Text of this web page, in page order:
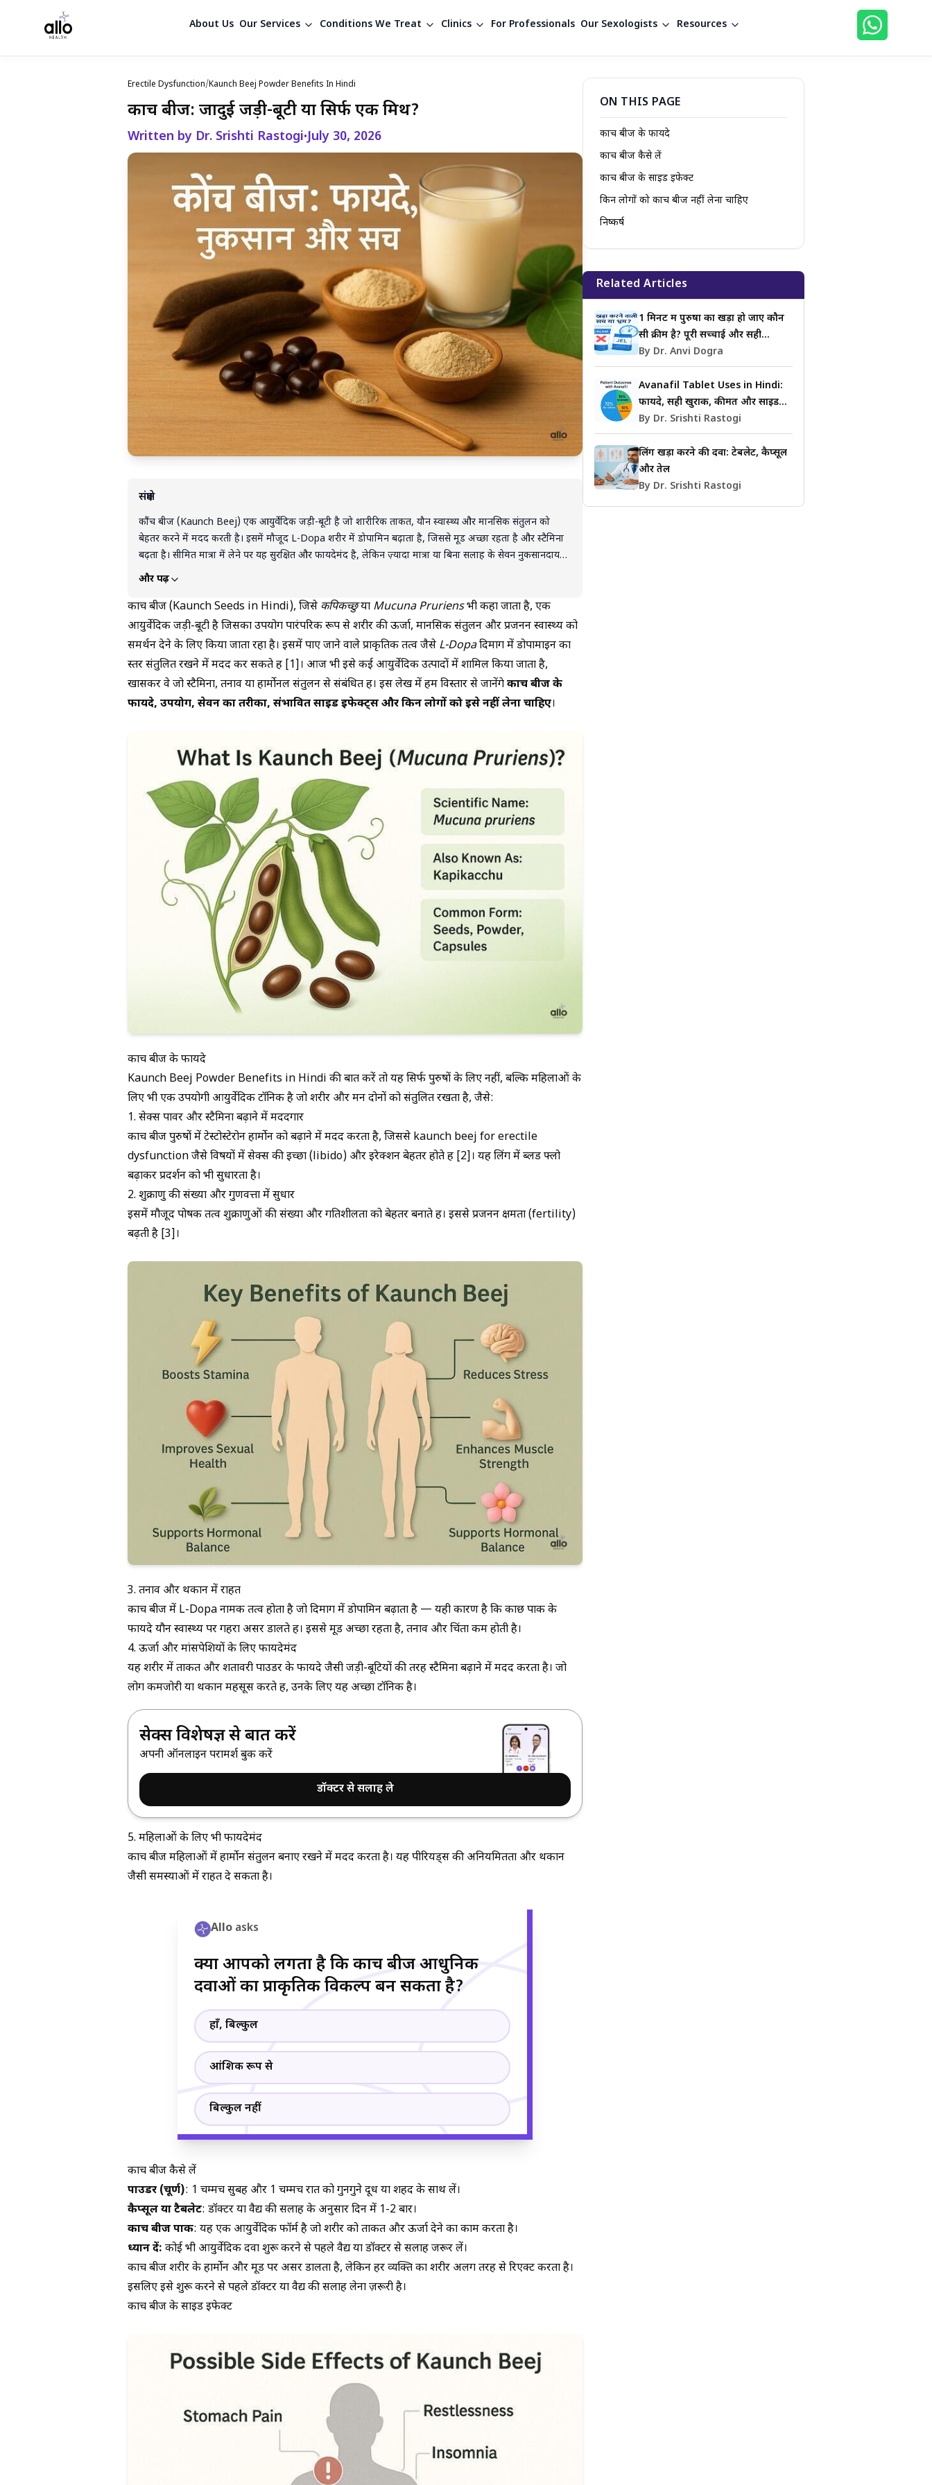
About Us Our Services Conditions We Treat Clinics For Professionals Our Sexologists Resources
Erectile Dysfunction/Kaunch Beej Powder Benefits In Hindi
कौंच बीज: जादुई जड़ी-बूटी या सिर्फ एक मिथ?
Written by Dr. Srishti Rastogi•July 30, 2026
संक्षेप
कौंच बीज (Kaunch Beej) एक आयुर्वेदिक जड़ी-बूटी है जो शारीरिक ताकत, यौन स्वास्थ्य और मानसिक संतुलन को
बेहतर करने में मदद करती है। इसमें मौजूद L-Dopa शरीर में डोपामिन बढ़ाता है, जिससे मूड अच्छा रहता है और स्टैमिना
बढ़ता है। सीमित मात्रा में लेने पर यह सुरक्षित और फायदेमंद है, लेकिन ज़्यादा मात्रा या बिना सलाह के सेवन नुकसानदायक
हो सकता है। सही उपयोग के लिए हमेशा आयुर्वेदिक विशेषज्ञ या डॉक्टर की सलाह लें।
और पढ़ें
कौंच बीज (Kaunch Seeds in Hindi), जिसे कपिकच्छुया Mucuna Pruriensभी कहा जाता है, एक
आयुर्वेदिक जड़ी-बूटी है जिसका उपयोग पारंपरिक रूप से शरीर की ऊर्जा, मानसिक संतुलन और प्रजनन स्वास्थ्य को
समर्थन देने के लिए किया जाता रहा है। इसमें पाए जाने वाले प्राकृतिक तत्व जैसे L-Dopaदिमाग में डोपामाइन का
स्तर संतुलित रखने में मदद कर सकते हैं [1]। आज भी इसे कई आयुर्वेदिक उत्पादों में शामिल किया जाता है,
खासकर वे जो स्टैमिना, तनाव या हार्मोनल संतुलन से संबंधित हैं। इस लेख में हम विस्तार से जानेंगेकौंच बीज के
फायदे, उपयोग, सेवन का तरीका, संभावित साइड इफेक्ट्स और किन लोगों को इसे नहीं लेना चाहिए।
कौंच बीज के फायदे
Kaunch Beej Powder Benefits in Hindi की बात करें तो यह सिर्फ पुरुषों के लिए नहीं, बल्कि महिलाओं के
लिए भी एक उपयोगी आयुर्वेदिक टॉनिक है जो शरीर और मन दोनों को संतुलित रखता है, जैसे:
1. सेक्स पावर और स्टैमिना बढ़ाने में मददगार
कौंच बीज पुरुषों में टेस्टोस्टेरोन हार्मोन को बढ़ाने में मदद करता है, जिससे kaunch beej for erectile
dysfunctionजैसे विषयों में सेक्स की इच्छा (libido) और इरेक्शन बेहतर होते हैं [2]। यह लिंग में ब्लड फ्लो
बढ़ाकर प्रदर्शन को भी सुधारता है।
2. शुक्राणु की संख्या और गुणवत्ता में सुधार
इसमें मौजूद पोषक तत्व शुक्राणुओं की संख्या और गतिशीलता को बेहतर बनाते हैं। इससे प्रजनन क्षमता (fertility)
बढ़ती है [3]।
3. तनाव और थकान में राहत
कौंच बीज में L-Dopa नामक तत्व होता है जो दिमाग में डोपामिन बढ़ाता है — यही कारण है किकौंछ पाक के
फायदेयौन स्वास्थ्य पर गहरा असर डालते हैं। इससे मूड अच्छा रहता है, तनाव और चिंता कम होती है।
4. ऊर्जा और मांसपेशियों के लिए फायदेमंद
यह शरीर में ताकत औरशतावरी पाउडर के फायदेजैसी जड़ी-बूटियों की तरह स्टैमिना बढ़ाने में मदद करता है। जो
लोग कमजोरी या थकान महसूस करते हैं, उनके लिए यह अच्छा टॉनिक है।
सेक्स विशेषज्ञ से बात करें
अपनी ऑनलाइन परामर्श बुक करें
डॉक्टर से सलाह ले
5. महिलाओं के लिए भी फायदेमंद
कौंच बीज महिलाओं में हार्मोन संतुलन बनाए रखने में मदद करता है। यह पीरियड्स की अनियमितता और थकान
जैसी समस्याओं में राहत दे सकता है।
Allo asks
क्या आपको लगता है कि कौंच बीज आधुनिक
दवाओं का प्राकृतिक विकल्प बन सकता है?
हाँ, बिल्कुल
आंशिक रूप से
बिल्कुल नहीं
कौंच बीज कैसे लें
पाउडर (चूर्ण): 1 चम्मच सुबह और 1 चम्मच रात को गुनगुने दूध या शहद के साथ लें।
कैप्सूल या टैबलेट: डॉक्टर या वैद्य की सलाह के अनुसार दिन में 1-2 बार।
कौंच बीज पाक: यह एक आयुर्वेदिक फॉर्म है जो शरीर को ताकत और ऊर्जा देने का काम करता है।
ध्यान दें: कोई भी आयुर्वेदिक दवा शुरू करने से पहले वैद्य या डॉक्टर से सलाह जरूर लें।
कौंच बीज शरीर के हार्मोन और मूड पर असर डालता है, लेकिन हर व्यक्ति का शरीर अलग तरह से रिएक्ट करता है।
इसलिए इसे शुरू करने से पहले डॉक्टर या वैद्य की सलाह लेना ज़रूरी है।
कौंच बीज के साइड इफेक्ट
ON THIS PAGE
कौंच बीज के फायदे
कौंच बीज कैसे लें
कौंच बीज के साइड इफेक्ट
किन लोगों को कौंच बीज नहीं लेना चाहिए
निष्कर्ष
Related Articles
1 मिनट में पुरुषों का खड़ा हो जाए कौन
सी क्रीम है? पूरी सच्चाई और सही
जानकारी
By Dr. Anvi Dogra
Avanafil Tablet Uses in Hindi:
फायदे, सही खुराक, कीमत और साइड
इफेक्ट्स की जानकारी
By Dr. Srishti Rastogi
लिंग खड़ा करने की दवा: टेबलेट, कैप्सूल
और तेल
By Dr. Srishti Rastogi